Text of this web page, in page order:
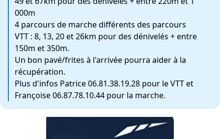
000m
4 parcours de marche différents des parcours
VTT : 8, 13, 20 et 26km pour des dénivelés + entre
150m et 350m.
Un bon pavé/frites à l'arrivée pourra aider à la
récupération.
Plus d'infos Patrice 06.81.38.19.28 pour le VTT et
Françoise 06.87.78.10.44 pour la marche.